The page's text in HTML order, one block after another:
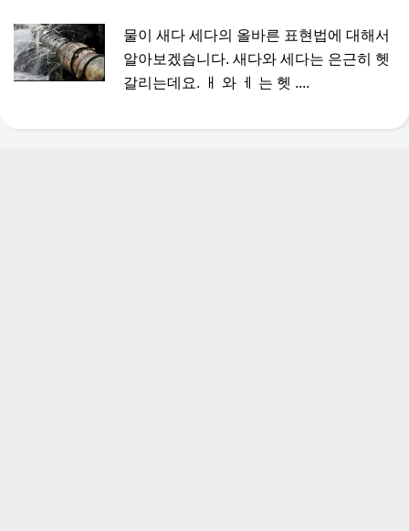
물이 새다 세다의 올바른 표현법에 대해서
알아보겠습니다. 새다와 세다는 은근히 헷
갈리는데요. ㅐ 와 ㅔ 는 헷 ....